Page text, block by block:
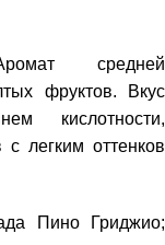
средней
фруктов. Вкус
кислотности,
легким оттенков
Пино Гриджио;